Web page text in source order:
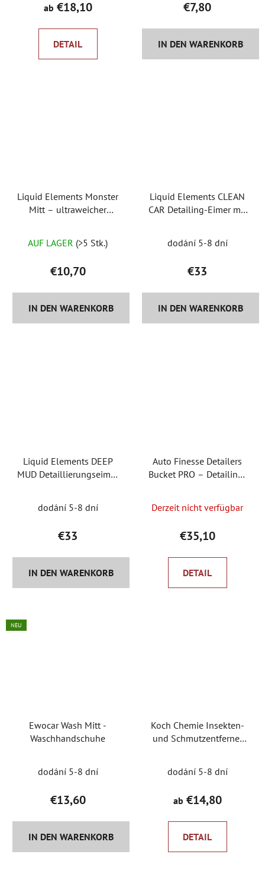
ab €18,10
DETAIL
€7,80
IN DEN WARENKORB
Liquid Elements Monster
Mitt – ultraweicher
durchschnittliche
Produktbewertung
ist
von
AUF LAGER (>5 Stk.)
€10,70
IN DEN WARENKORB
Liquid Elements CLEAN
CAR Detailing-Eimer mit
dodání 5-8 dní
€33
IN DEN WARENKORB
Liquid Elements DEEP
MUD Detaillierungseimer
dodání 5-8 dní
€33
IN DEN WARENKORB
Auto Finesse Detailers
Bucket PRO – Detailing-
Derzeit nicht verfügbar
€35,10
DETAIL
NEU
Ewocar Wash Mitt -
Waschhandschuhe
dodání 5-8 dní
€13,60
IN DEN WARENKORB
Koch Chemie Insekten-
und Schmutzentferner
dodání 5-8 dní
ab €14,80
DETAIL